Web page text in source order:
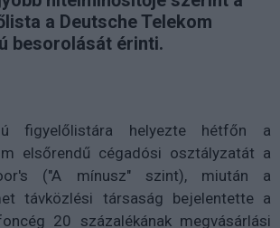
a Deutsche Telekom
besorolását érinti.
figyelőlistára helyezte hétfőn a
elsőrendű cégadósi osztályzatát a
("A mínusz" szint), miután a
távközlési társaság bejelentette a
20 százalékának megvásárlási